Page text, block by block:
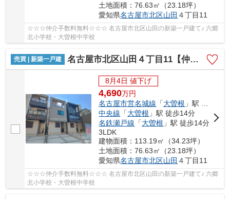
土地面積：76.63㎡（23.18坪）
愛知県名古屋市北区山田 ４丁目11
☆☆☆仲介手数料無料☆☆☆ 名古屋市北区山田の新築一戸建て♪ 六郷
北小学校・大曽根中学校
売買 | 新築一戸建 名古屋市北区山田４丁目11【仲介手数料無料】新築一戸建て 2号棟
8月4日 値下げ
4,690万円
名古屋市営名城線 「大曽根 」駅 徒歩14分
中央線 「大曽根 」駅 徒歩14分
名鉄瀬戸線 「大曽根 」駅 徒歩14分
3LDK
建物面積：113.19㎡（34.23坪）
土地面積：76.63㎡（23.18坪）
愛知県名古屋市北区山田 ４丁目11
☆☆☆仲介手数料無料☆☆☆ 名古屋市北区山田の新築一戸建て♪ 六郷
北小学校・大曽根中学校